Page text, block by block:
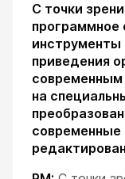
С точки
программное
инструменты
приведения
современным
на